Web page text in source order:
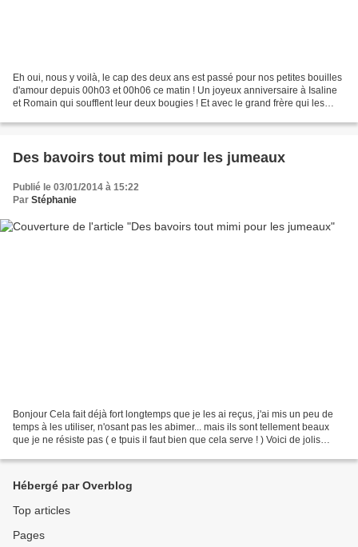
Eh oui, nous y voilà, le cap des deux ans est passé pour nos petites bouilles
d'amour depuis 00h03 et 00h06 ce matin ! Un joyeux anniversaire à Isaline
et Romain qui soufflent leur deux bougies ! Et avec le grand frère qui les
Des bavoirs tout mimi pour les jumeaux
Publié le 03/01/2014 à 15:22
Par Stéphanie
Bonjour Cela fait déjà fort longtemps que je les ai reçus, j'ai mis un peu de
temps à les utiliser, n'osant pas les abimer... mais ils sont tellement beaux
que je ne résiste pas ( e tpuis il faut bien que cela serve ! ) Voici de jolis
Hébergé par Overblog
Top articles
Pages